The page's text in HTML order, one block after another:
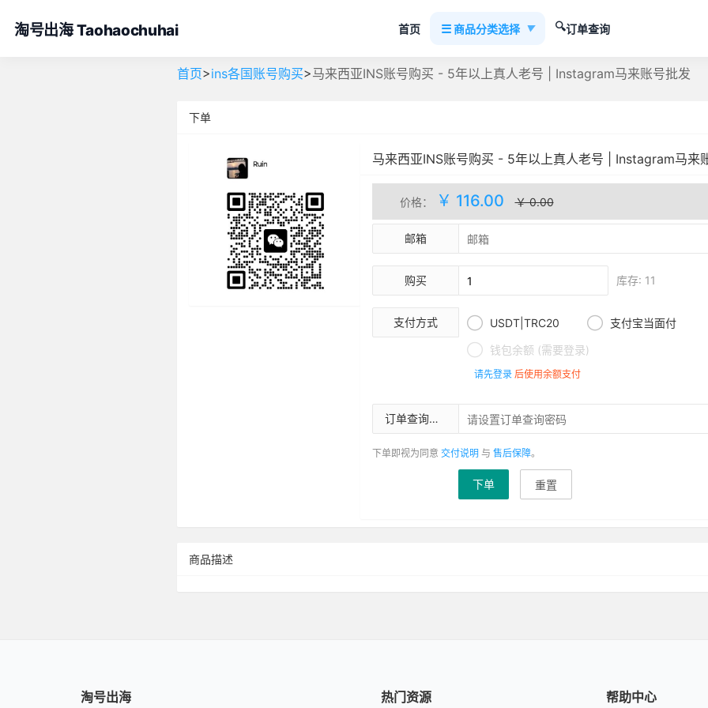
淘号出海 Taohaochuhai 首页 ☰商品分类选择 ▼ 🔍订单查询
首页>ins各国账号购买>马来西亚INS账号购买 - 5年以上真人老号 | Instagram马来账号批发
下单
马来西亚INS账号购买 - 5年以上真人老号 | Instagram马来
价格： ￥ 116.00 ￥ 0.00
邮箱
购买 库存: 11
支付方式  USDT|TRC20  支付宝当面付
 钱包余额 (需要登录)
请先登录后使用余额支付
订单查询密码
下单即视为同意 交付说明 与 售后保障。
下单 重置
商品描述
淘号出海 热门资源 帮助中心